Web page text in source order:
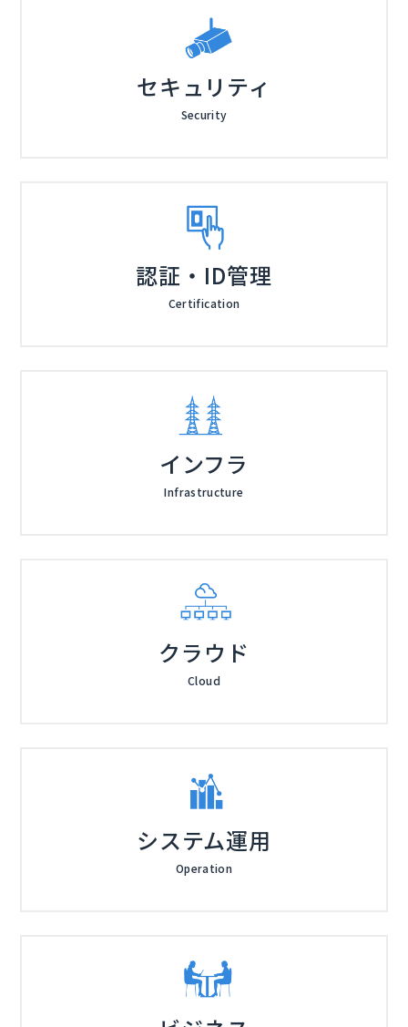
セキュリティ
Security
認証・ID管理
Certification
インフラ
Infrastructure
クラウド
Cloud
システム運用
Operation